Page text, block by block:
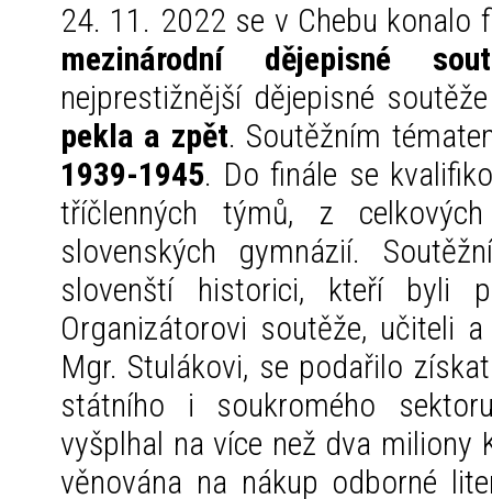
24. 11. 2022 se v Chebu konalo
mezinárodní dějepisné
nejprestižnější dějepisné
pekla a zpět. Soutěžním
1939-1945. Do finále se
tříčlenných týmů, z
slovenských gymnázií.
slovenští historici, kteří byli
Organizátorovi soutěže, učiteli
Mgr. Stulákovi, se podařilo
státního i soukromého
vyšplhal na více než dva
věnována na nákup odborné